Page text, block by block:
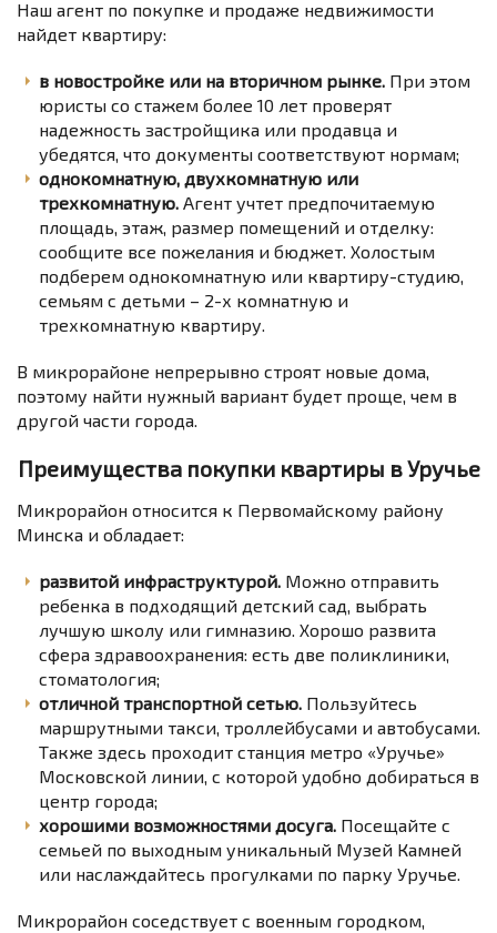
Наш агент по покупке и продаже недвижимости
найдет квартиру:
в новостройке или на вторичном рынке. При этом
юристы со стажем более 10 лет проверят
надежность застройщика или продавца и
убедятся, что документы соответствуют нормам;
однокомнатную, двухкомнатную или
трехкомнатную. Агент учтет предпочитаемую
площадь, этаж, размер помещений и отделку:
сообщите все пожелания и бюджет. Холостым
подберем однокомнатную или квартиру-студию,
семьям с детьми – 2-х комнатную и
трехкомнатную квартиру.
В микрорайоне непрерывно строят новые дома,
поэтому найти нужный вариант будет проще, чем в
другой части города.
Преимущества покупки квартиры в Уручье
Микрорайон относится к Первомайскому району
Минска и обладает:
развитой инфраструктурой. Можно отправить
ребенка в подходящий детский сад, выбрать
лучшую школу или гимназию. Хорошо развита
сфера здравоохранения: есть две поликлиники,
стоматология;
отличной транспортной сетью. Пользуйтесь
маршрутными такси, троллейбусами и автобусами.
Также здесь проходит станция метро «Уручье»
Московской линии, с которой удобно добираться в
центр города;
хорошими возможностями досуга. Посещайте с
семьей по выходным уникальный Музей Камней
или наслаждайтесь прогулками по парку Уручье.
Микрорайон соседствует с военным городком,